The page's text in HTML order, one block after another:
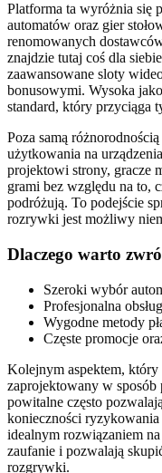
Platforma ta wyróżnia się
automatów oraz gier
renomowanych
znajdzie tutaj coś dla
zaawansowane sloty
bonusowymi. Wysoka
standard, który przyciąga
Poza samą
użytkowania na
projektowi strony, gracze
grami bez względu na to,
podróżują. To podejście
rozrywki jest możliwy
Dlaczego warto
Szeroki wybór
Profesjonalna
Wygodne metody
Częste promocje
Kolejnym aspektem, który
zaprojektowany w
powitalne często
konieczności
idealnym rozwiązaniem
zaufanie i pozwalają
rozgrywki.